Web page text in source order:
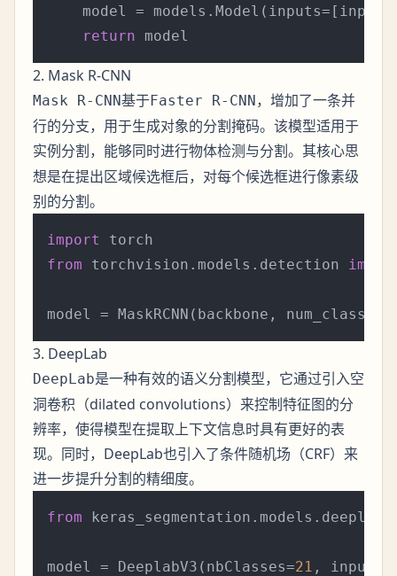
model =
return
2. Mask R-CNN
Mask R-CNN基于Faster R-CNN，增加了一条并
行的分支，用于生成对象的分割掩码。该模型适用于
实例分割 ，能够同时进行物体检测与分割。其核心思
想是在提出区域候选框后，对每个候选框进行像素级
别的分割。
import
from torchvision.models.detection
3. DeepLab
DeepLab是一种有效的语义分割模型，它通过引入空
洞卷积（dilated convolutions）来控制特征图的分
辨率，使得模型在提取上下文信息时具有更好的表
现。同时，DeepLab也引入了条件随机场（CRF）来
进一步提升分割的精细度。
from keras_segmentation.models.deeplab
model = DeeplabV3(nbClasses=21 ,